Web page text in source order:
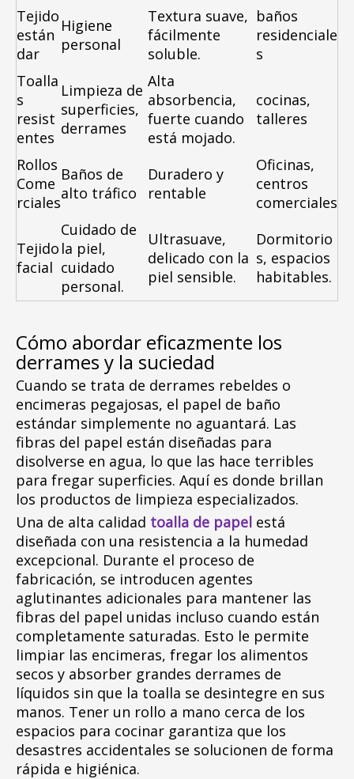
Tejido
están
dar
Higiene
personal
Textura suave,
fácilmente
soluble.
baños
residenciale
s
Toalla
s
resist
entes
Limpieza de
superficies,
derrames
Alta
absorbencia,
fuerte cuando
está mojado.
cocinas,
talleres
Rollos
Come
rciales
Baños de
alto tráfico
Duradero y
rentable
Oficinas,
centros
comerciales
Tejido
facial
Cuidado de
la piel,
cuidado
personal.
Ultrasuave,
delicado con la
piel sensible.
Dormitorio
s, espacios
habitables.
Cómo abordar eficazmente los
derrames y la suciedad
Cuando se trata de derrames rebeldes o
encimeras pegajosas, el papel de baño
estándar simplemente no aguantará. Las
fibras del papel están diseñadas para
disolverse en agua, lo que las hace terribles
para fregar superficies. Aquí es donde brillan
los productos de limpieza especializados.
Una de alta calidad toalla de papel está
diseñada con una resistencia a la humedad
excepcional. Durante el proceso de
fabricación, se introducen agentes
aglutinantes adicionales para mantener las
fibras del papel unidas incluso cuando están
completamente saturadas. Esto le permite
limpiar las encimeras, fregar los alimentos
secos y absorber grandes derrames de
líquidos sin que la toalla se desintegre en sus
manos. Tener un rollo a mano cerca de los
espacios para cocinar garantiza que los
desastres accidentales se solucionen de forma
rápida e higiénica.